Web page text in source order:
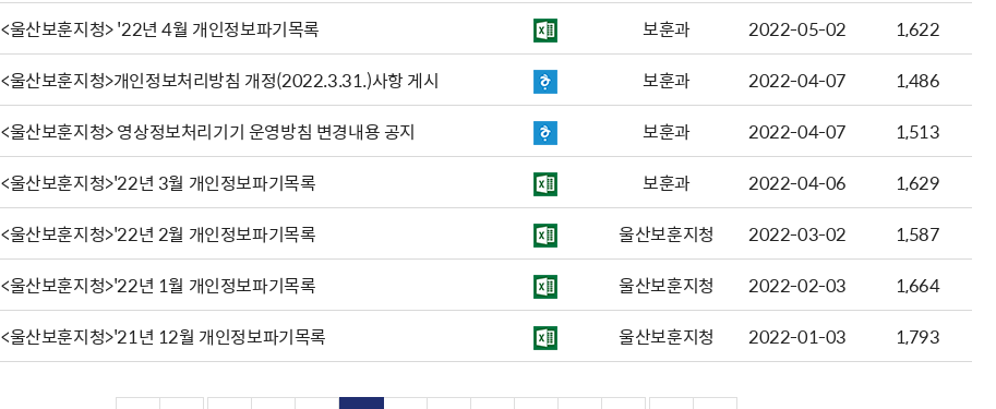
<울산보훈지청> '22년 4월 개인정보파기목록 보훈과 2022-05-02
1,622
<울산보훈지청>개인정보처리방침 개정(2022.3.31.)사항 게시 보훈과 2022-04-07
1,486
<울산보훈지청> 영상정보처리기기 운영방침 변경내용 공지 보훈과 2022-04-07
1,513
<울산보훈지청>'22년 3월 개인정보파기목록 보훈과 2022-04-06
1,629
<울산보훈지청>'22년 2월 개인정보파기목록 울산보훈지청 2022-03-02
1,587
<울산보훈지청>'22년 1월 개인정보파기목록 울산보훈지청 2022-02-03
1,664
<울산보훈지청>'21년 12월 개인정보파기목록 울산보훈지청 2022-01-03 1,793